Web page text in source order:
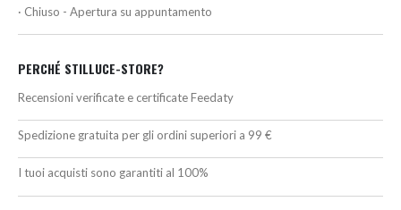
· Chiuso - Apertura su appuntamento
PERCHÉ STILLUCE-STORE?
Recensioni verificate e certificate Feedaty
Spedizione gratuita per gli ordini superiori a 99 €
I tuoi acquisti sono garantiti al 100%